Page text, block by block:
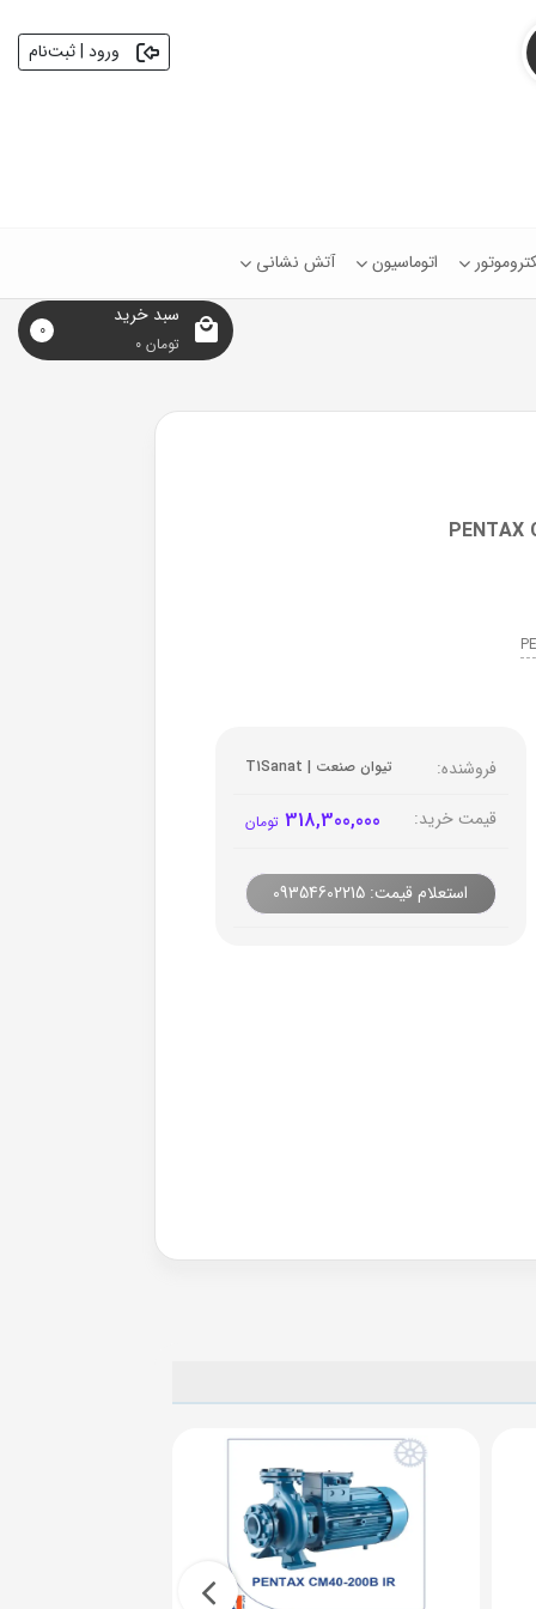
ورود | ثبت‌نام
اتوماسیون
آتش نشانی
سبد خرید
0 تومان
0
فروشنده: تیوان صنعت | T1Sanat
قیمت خرید: 318,300,000 تومان
استعلام قیمت: 09354602215